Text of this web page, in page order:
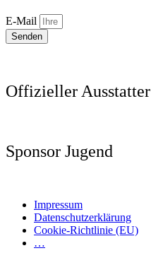
E-Mail
Senden
Offizieller Ausstatter
Sponsor Jugend
Impressum
Datenschutzerklärung
Cookie-Richtlinie (EU)
…